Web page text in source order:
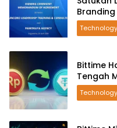
Branding
Technology
Bittime
Tengah
Technology